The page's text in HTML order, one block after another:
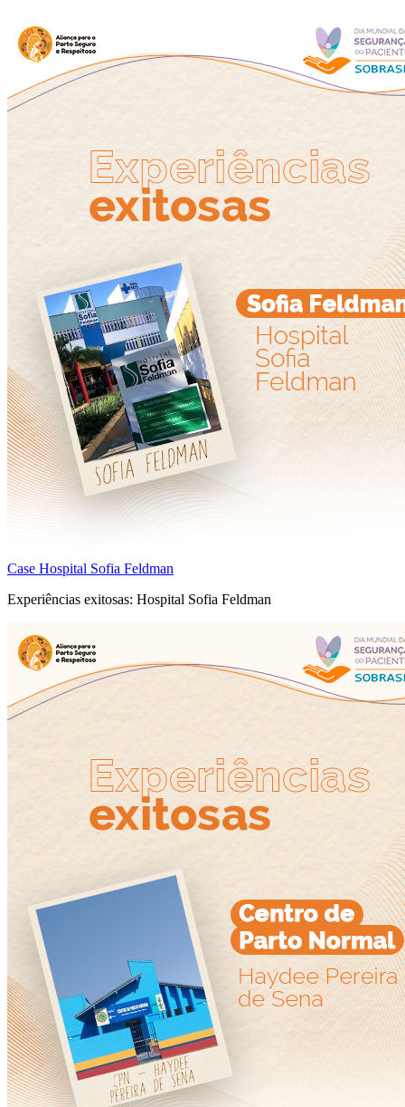
Case Hospital Sofia Feldman
Experiências exitosas: Hospital Sofia Feldman